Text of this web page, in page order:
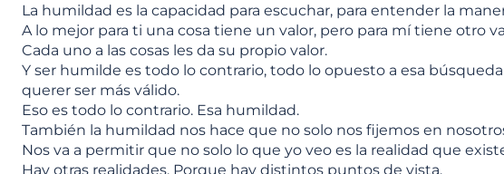
La humildad es la capacidad para escuchar, para entender la
A lo mejor para ti una cosa tiene un valor, pero para mí tiene otro
Cada uno a las cosas les da su propio valor.
Y ser humilde es todo lo contrario, todo lo opuesto a esa
querer ser más válido.
Eso es todo lo contrario. Esa humildad.
También la humildad nos hace que no solo nos fijemos en
Nos va a permitir que no solo lo que yo veo es la realidad que
Hay otras realidades. Porque hay distintos puntos de vista.